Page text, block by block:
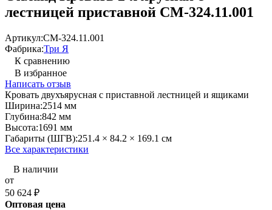
лестницей приставной СМ-324.11.001
Артикул:СМ-324.11.001
Фабрика:Три Я
К сравнению
В избранное
Написать отзыв
Кровать двухъярусная с приставной лестницей и ящиками
Ширина:2514 мм
Глубина:842 мм
Высота:1691 мм
Габариты (ШГВ):251.4 × 84.2 × 169.1 см
Все характеристики
В наличии
от
50 624 ₽
Оптовая цена